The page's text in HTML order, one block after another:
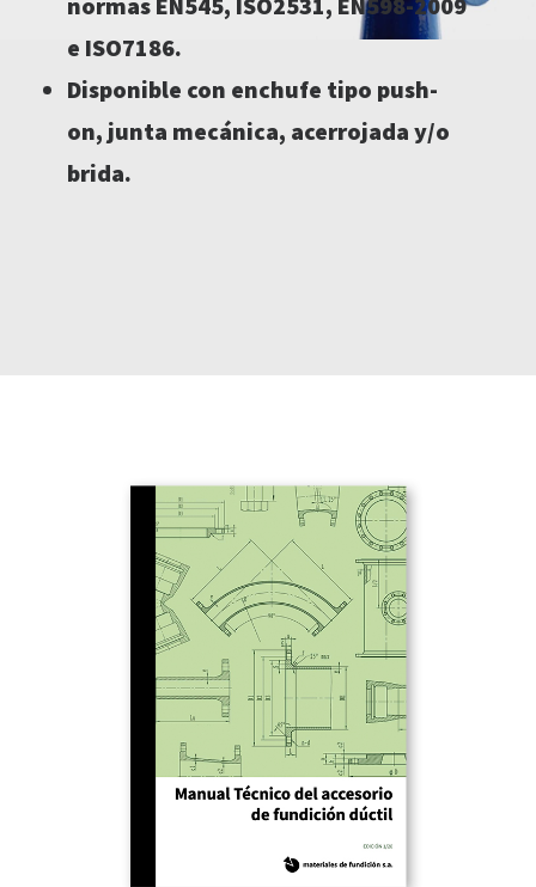
e ISO7186.
Disponible con enchufe tipo push-
on, junta mecánica, acerrojada y/o
brida.